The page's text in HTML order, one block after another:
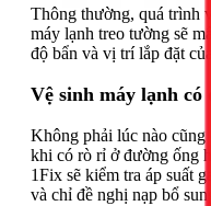
Thông thường, quá trình
máy lạnh treo tường sẽ
độ bẩn và vị trí lắp đặt
Vệ sinh máy lạnh có
Không phải lúc nào cũng
khi có rò rỉ ở đường ống
1Fix sẽ kiểm tra áp suất
và chỉ đề nghị nạp bổ